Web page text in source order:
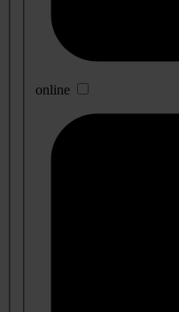
online